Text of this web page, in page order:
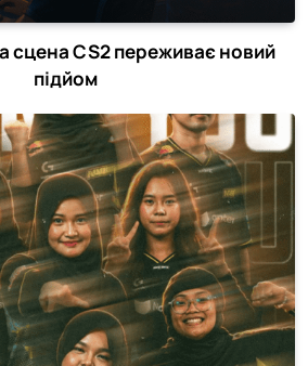
сцена CS2 переживає новий
підйом